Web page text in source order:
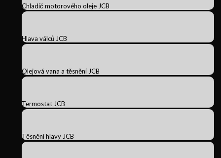
Chladič motorového oleje JCB
Hlava válců JCB
Olejová vana a těsnění JCB
Termostat JCB
Těsnění hlavy JCB